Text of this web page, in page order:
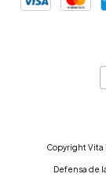
Copyright Vita
Defensa de